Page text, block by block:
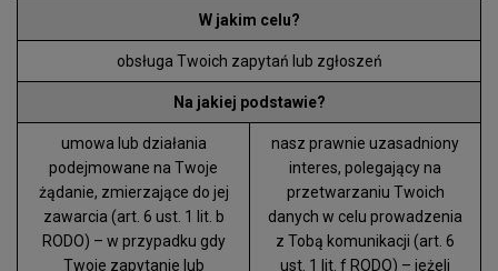
W jakim celu?
obsługa Twoich zapytań lub zgłoszeń
Na jakiej podstawie?
umowa lub działania
podejmowane na Twoje
żądanie, zmierzające do jej
zawarcia (art. 6 ust. 1 lit. b
RODO) – w przypadku gdy
Twoje zapytanie lub
nasz prawnie uzasadniony
interes, polegający na
przetwarzaniu Twoich
danych w celu prowadzenia
z Tobą komunikacji (art. 6
ust. 1 lit. f RODO) – jeżeli